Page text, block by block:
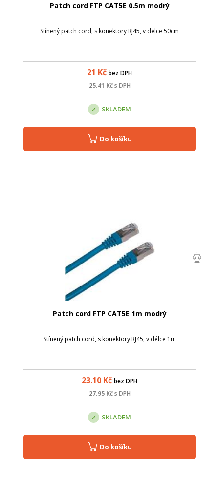
Patch cord FTP CAT5E 0.5m modrý
Stínený patch cord, s konektory RJ45, v délce 50cm
21 Kč bez DPH
25.41 Kč s DPH
SKLADEM
Do košíku
Patch cord FTP CAT5E 1m modrý
Stínený patch cord, s konektory RJ45, v délce 1m
23.10 Kč bez DPH
27.95Kč s DPH
SKLADEM
Do košíku